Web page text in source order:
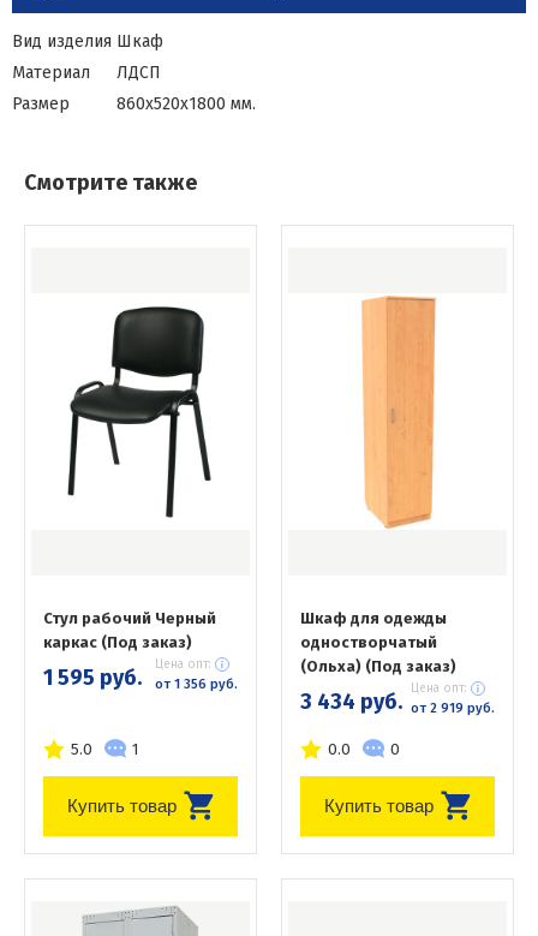
Вид изделия Шкаф
Материал
ЛДСП
Размер
860х520х1800 мм.
Смотрите также
Стул рабочий Черный
каркас (Под заказ)
1 595 руб. Цена опт:
от 1 356 руб.
5.0 1
Купить товар
Шкаф для одежды
одностворчатый
(Ольха) (Под заказ)
3 434 руб. Цена опт:
от 2 919 руб.
0.0 0
Купить товар